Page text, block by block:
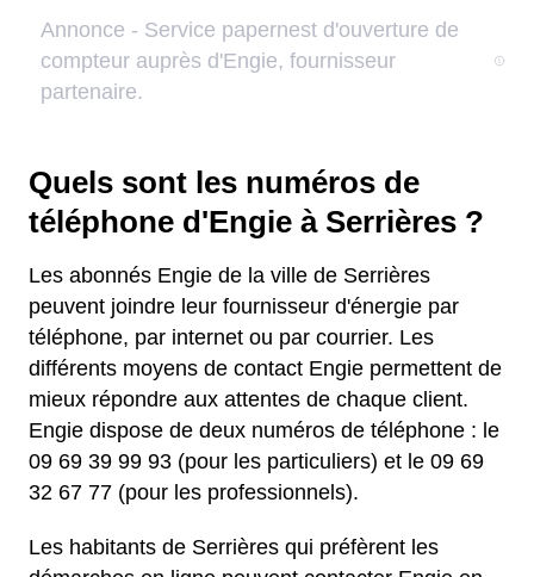
Quels sont les numéros de
téléphone d'Engie à Serrières ?
Les abonnés Engie de la ville de Serrières
peuvent joindre leur fournisseur d'énergie par
téléphone, par internet ou par courrier. Les
différents moyens de contact Engie permettent de
mieux répondre aux attentes de chaque client.
Engie dispose de deux numéros de téléphone : le
09 69 39 99 93 (pour les particuliers) et le 09 69
32 67 77 (pour les professionnels).
Les habitants de Serrières qui préfèrent les